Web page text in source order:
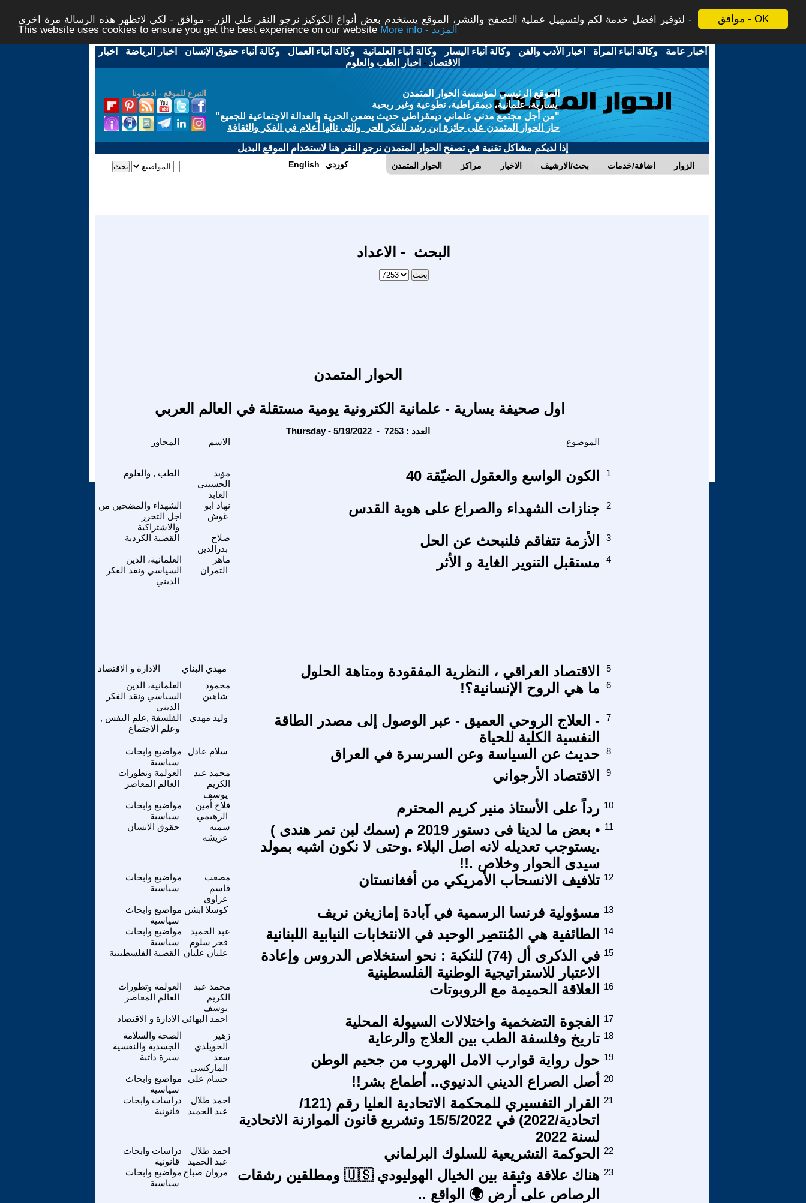
موافق - OK
لتوفير افضل خدمة لكم ولتسهيل عملية التصفح والنشر، الموقع يستخدم بعض أنواع الكوكيز نرجو النقر على الزر - موافق - لكي لاتظهر هذه الرسالة مرة اخرى -
This website uses cookies to ensure you get the best experience on our website
More info - المزيد
أخبار عامة -وكالة أنباء المرأة - اخبار الأدب والفن -وكالة أنباء اليسار -وكالة أنباء العلمانية -وكالة أنباء العمال -وكالة أنباء حقوق الإنسان - اخبار الرياضة - اخبار
الاقتصاد - اخبار الطب والعلوم
التبرع للموقع - ادعمونا
الموقع الرئيسي لمؤسسة الحوار المتمدن
يسارية، علمانية، ديمقراطية، تطوعية وغير ربحية
"من أجل مجتمع مدني علماني ديمقراطي حديث يضمن الحرية والعدالة الاجتماعية للجميع"
حاز الحوار المتمدن على جائزة ابن رشد للفكر الحر والتى نالها أعلام في الفكر والثقافة
إذا لديكم مشاكل تقنية في تصفح الحوار المتمدن نرجو النقر هنا لاستخدام الموقع البديل
الحوار المتمدن مراكز الاخبار بحث/الارشيف اضافة/خدمات الزوار English كوردي
البحث - الاعداد
الحوار المتمدن
اول صحيفة يسارية - علمانية الكترونية يومية مستقلة في العالم العربي
Thursday - 5/19/2022 - العدد : 7253
الاسم الموضوع
الطب , والعلوم
مؤيد
الحسيني
العابد
الكون الواسع والعقول الضيّقة 40 1
الشهداء والمضحين من
اجل التحرر
والاشتراكية
نهاد ابو
غوش
جنازات الشهداء والصراع على هوية القدس 2
القضية الكردية
صلاح
بدرالدين
الأزمة تتفاقم فلنبحث عن الحل 3
العلمانية، الدين
السياسي ونقد الفكر
الديني
ماهر
التمران
مستقبل التنوير الغاية و الأثر 4
الادارة و الاقتصاد مهدي البناي الاقتصاد العراقي ، النظرية المفقودة ومتاهة الحلول
5
العلمانية، الدين
السياسي ونقد الفكر
الديني
محمود
شاهين
ما هي الروح الإنسانية؟! 6
الفلسفة ,علم النفس ,
وعلم الاجتماع
وليد مهدي
- العلاج الروحي العميق - عبر الوصول إلى مصدر الطاقة
النفسية الكلية للحياة
7
مواضيع وابحاث
سياسية
سلام عادل حديث عن السياسة وعن السرسرة في العراق 8
العولمة وتطورات
العالم المعاصر
محمد عبد
الكريم
يوسف
الاقتصاد الأرجواني 9
مواضيع وابحاث
سياسية
فلاح أمين
الرهيمي
رداً على الأستاذ منير كريم المحترم 10
حقوق الانسان
سميه
عريشه
• بعض ما لدينا فى دستور 2019 م (سمك لبن تمر هندى )
.يستوجب تعديله لانه اصل البلاء .وحتى لا نكون اشبه بمولد
سيدى الحوار وخلاص .!!
11
مواضيع وابحاث
سياسية
مصعب
قاسم
عزاوي
تلافيف الانسحاب الأمريكي من أفغانستان 12
مواضيع وابحاث
سياسية
كوسلا ابشن مسؤولية فرنسا الرسمية في آبادة إمازيغن نريف 13
مواضيع وابحاث
سياسية
عبد الحميد
فجر سلوم
الطائفية هي المُنتصِر الوحيد في الانتخابات النيابية اللبنانية 14
القضية الفلسطينية عليان عليان
في الذكرى أل (74) للنكبة : نحو استخلاص الدروس وإعادة
الاعتبار للاستراتيجية الوطنية الفلسطينية
15
العولمة وتطورات
العالم المعاصر
محمد عبد
الكريم
يوسف
العلاقة الحميمة مع الروبوتات 16
الادارة و الاقتصاد احمد البهائي الفجوة التضخمية واختلالات السيولة المحلية
17
الصحة والسلامة
الجسدية والنفسية
زهير
الخويلدي
تاريخ وفلسفة الطب بين العلاج والرعاية 18
سيرة ذاتية
سعد
الماركسي
حول رواية قوارب الامل الهروب من جحيم الوطن 19
مواضيع وابحاث
سياسية
حسام علي أصل الصراع الديني الدنيوي.. أطماع بشر!! 20
دراسات وابحاث
قانونية
احمد طلال
عبد الحميد
القرار التفسيري للمحكمة الاتحادية العليا رقم (121/
اتحادية/2022) في 15/5/2022 وتشريع قانون الموازنة الاتحادية
لسنة 2022
21
دراسات وابحاث
قانونية
احمد طلال
عبد الحميد
الحوكمة التشريعية للسلوك البرلماني 22
مواضيع وابحاث
سياسية
مروان صباح
هناك علاقة وثيقة بين الخيال الهوليودي 🇺🇸 ومطلقين رشقات
الرصاص على أرض 🌍 الواقع ..
23